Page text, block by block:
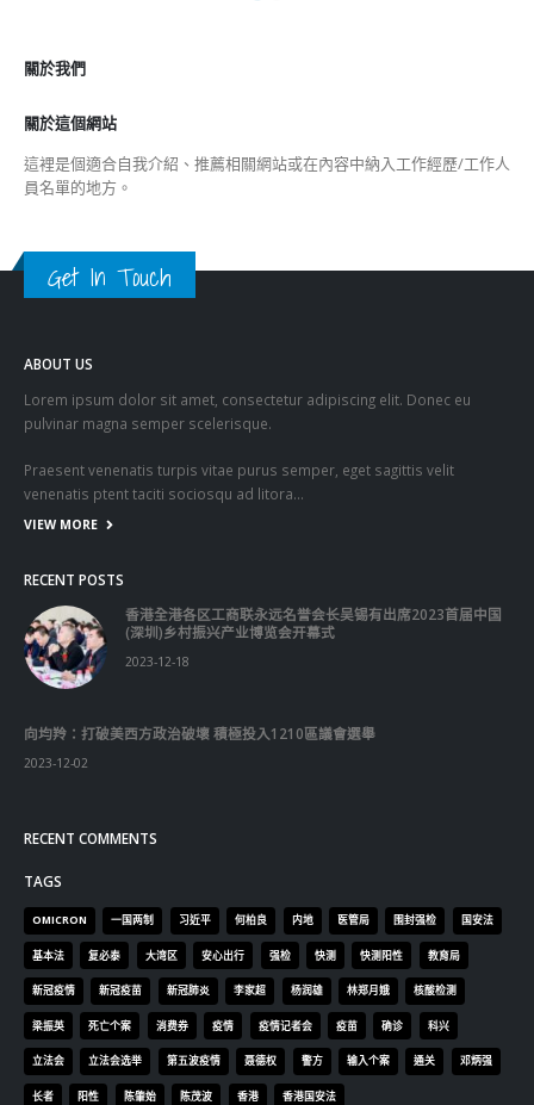
關於我們
關於這個網站
這裡是個適合自我介紹、推薦相關網站或在內容中納入工作經歷/工作人
員名單的地方。
Get In Touch
ABOUT US
Lorem ipsum dolor sit amet, consectetur adipiscing elit. Donec eu
pulvinar magna semper scelerisque.
Praesent venenatis turpis vitae purus semper, eget sagittis velit
venenatis ptent taciti sociosqu ad litora…
VIEW MORE
RECENT POSTS
香港全港各区工商联永远名誉会长吴锡有出席2023首届中国
(深圳)乡村振兴产业博览会开幕式
2023-12-18
向均羚：打破美西方政治破壞 積極投入1210區議會選舉
2023-12-02
RECENT COMMENTS
TAGS
OMICRON 一国两制 习近平 何柏良 内地 医管局 围封强检 国安法
基本法 复必泰 大湾区 安心出行 强检 快测 快测阳性 教育局
新冠疫情 新冠疫苗 新冠肺炎 李家超 杨润雄 林郑月娥 核酸检测
梁振英 死亡个案 消费券 疫情 疫情记者会 疫苗 确诊 科兴
立法会 立法会选举 第五波疫情 聂德权 警方 输入个案 通关 邓炳强
长者 阳性 陈肇始 陈茂波 香港 香港国安法